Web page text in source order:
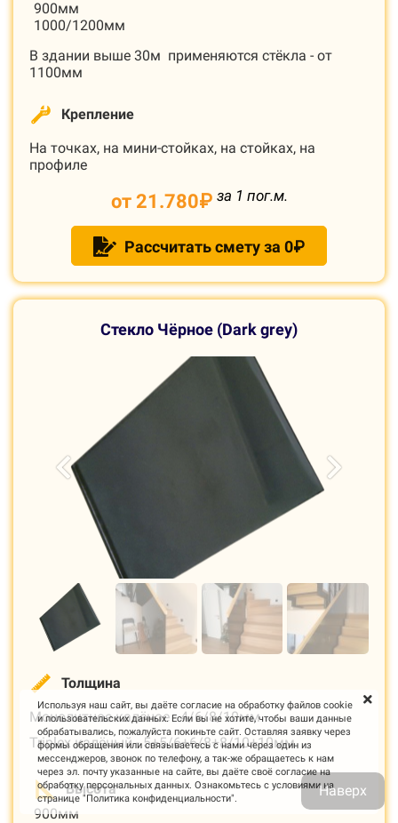
900мм
1000/1200мм
В здании выше 30м применяются стёкла - от
1100мм
Крепление
На точках, на мини-стойках, на стойках, на
профиле
от 21.780₽ за 1 пог.м.
Рассчитать смету за 0₽
Стекло Чёрное (Dark grey)
Толщина
Монолитное калёное - 4/6/8/10мм
Triplex калёный - 5+5/6+6/8+8/10+10мм
Высота
900мм
Наверх
Используя наш сайт, вы даёте согласие на обработку файлов cookie
и пользовательских данных. Если вы не хотите, чтобы ваши данные
обрабатывались, пожалуйста покиньте сайт. Оставляя заявку через
формы обращения или связываетесь с нами через один из
мессенджеров, звонок по телефону, а так-же обращаетесь к нам
через эл. почту указанные на сайте, вы даёте своё согласие на
обработку персональных данных. Ознакомьтесь с условиями на
странице "Политика конфиденциальности".